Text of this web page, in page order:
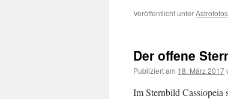
Veröffentlicht unterAstrofotos
Der offene
Publiziert am 18. März 2017
Im Sternbild Cassiopeia